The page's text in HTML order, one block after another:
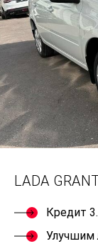
LADA
Кредит
Улучшим